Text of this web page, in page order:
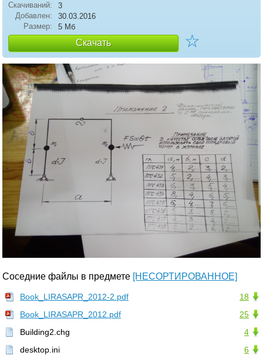
Скачиваний:
3
Добавлен:
30.03.2016
Размер:
5 Мб
Скачать ☆
Соседние файлы в предмете [НЕСОРТИРОВАННОЕ]
18
Book_LIRASAPR_2012-2.pdf
25
Book_LIRASAPR_2012.pdf
4
Building2.chg
6
desktop.ini